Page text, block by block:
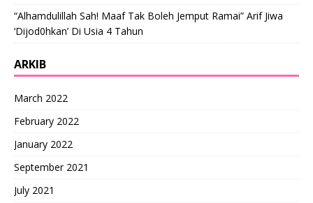
“Alhamdulillah Sah! Maaf Tak Boleh Jemput Ramai” Arif Jiwa
‘Dijod0hkan’ Di Usia 4 Tahun
ARKIB
March 2022
February 2022
January 2022
September 2021
July 2021